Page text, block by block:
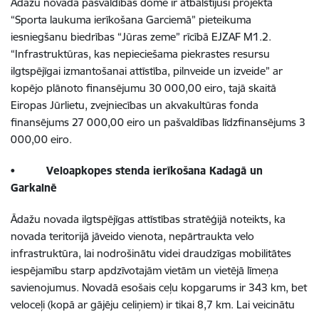
“Sporta laukuma ierīkošana Garciemā” pieteikuma
iesniegšanu biedrības “Jūras zeme” rīcībā EJZAF M1.2.
“Infrastruktūras, kas nepieciešama piekrastes resursu
ilgtspējīgai izmantošanai attīstība, pilnveide un izveide” ar
kopējo plānoto finansējumu 30 000,00 eiro, tajā skaitā
Eiropas Jūrlietu, zvejniecības un akvakultūras fonda
finansējums 27 000,00 eiro un pašvaldības līdzfinansējums 3
000,00 eiro.
• Veloapkopes stenda ierīkošana Kadagā un
Garkalnē
Ādažu novada ilgtspējīgas attīstības stratēģijā noteikts, ka
novada teritorijā jāveido vienota, nepārtraukta velo
infrastruktūra, lai nodrošinātu videi draudzīgas mobilitātes
iespējamību starp apdzīvotajām vietām un vietējā līmeņa
savienojumus. Novadā esošais ceļu kopgarums ir 343 km, bet
veloceļi (kopā ar gājēju celiņiem) ir tikai 8,7 km. Lai veicinātu